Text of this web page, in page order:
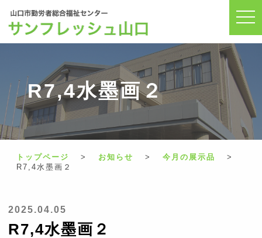
サンフレッシュ山口
R7,4水墨画２
トップページ > お知らせ > 今月の展示品
>
R7,4水墨画２
2025.04.05
R7,4水墨画２